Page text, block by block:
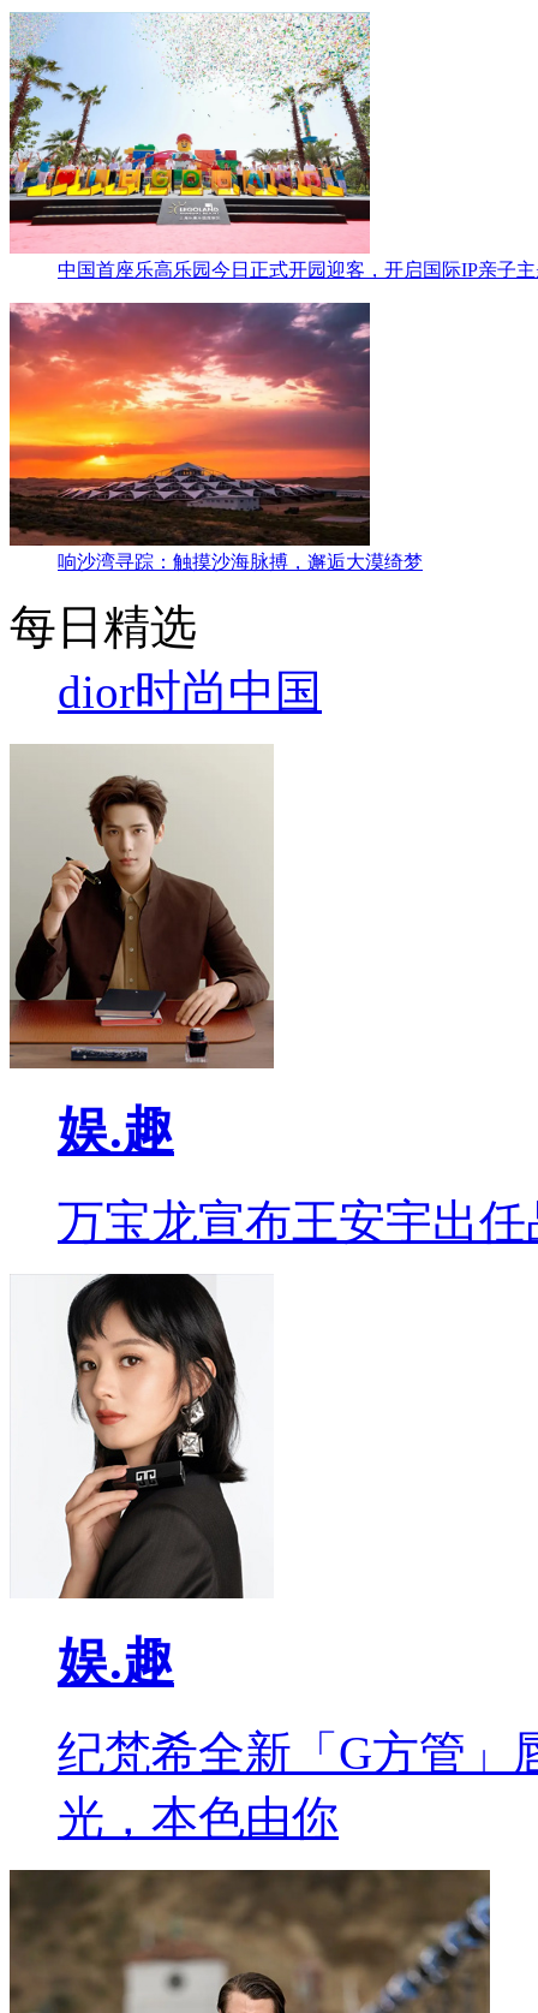
中国首座乐高乐园今日正式开园迎客，开启国际IP亲子
响沙湾寻踪：触摸沙海脉搏，邂逅大漠绮梦
每日精选
dior时尚中国
娱.趣
万宝龙宣布王安宇出
娱.趣
纪梵希全新「G方管」
光，本色由你